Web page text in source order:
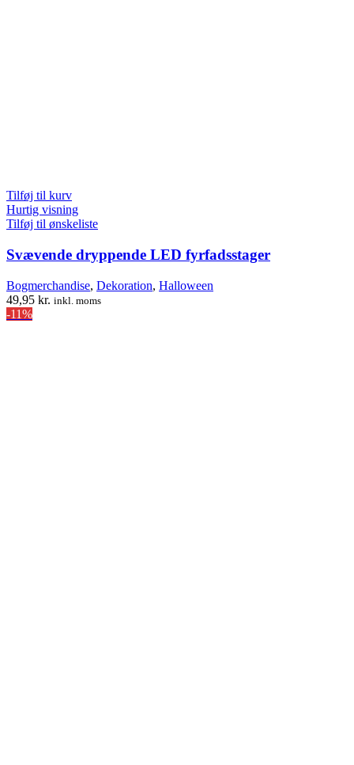
Tilføj til kurv
Hurtig visning
Tilføj til ønskeliste
Svævende dryppende LED fyrfadsstager
Bogmerchandise, Dekoration, Halloween
49,95 kr. inkl. moms
-11%